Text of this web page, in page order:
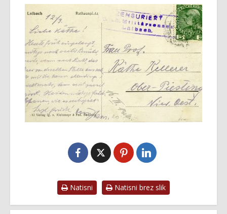
Natisni Natisni brez slik